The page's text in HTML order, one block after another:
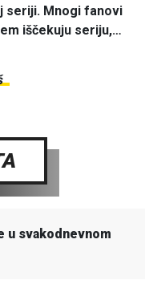
seriji. Mnogi fanovi
iščekuju seriju,…
u svakodnevnom